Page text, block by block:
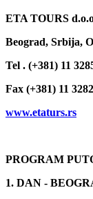
ETA TOURS
Beograd, Srbija,
Tel . (+381) 11
Fax (+381) 11
www.etaturs.rs
PROGRAM
1. DAN -